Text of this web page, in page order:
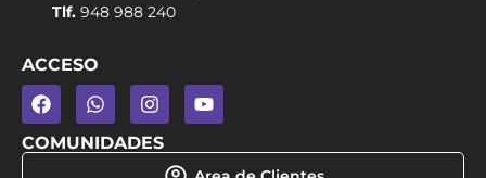
Tlf. 948 988 240
ACCESO
COMUNIDADES